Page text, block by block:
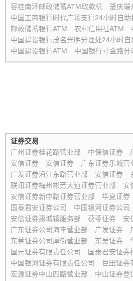
容桂南环邮政储蓄ATM取款机
肇庆端
中国工商银行时代广场支行24小时自助
邮政储蓄银行ATM
农村信用社ATM
中国建设银行茂名光明分理处24小时自
中国建设银行ATM
中国银行寸金路分
证券交易
广州证券桂花路营业部
中保信证券
安信证券
安信证券 广东证券乐城营
广发证券沿江东路营业部
安信证券
联讯证券梅州彬芳大道证券营业部
安
安信证券新中路证券营业部
华夏证券
国泰君安证券公司
中国银河证券公司
安信证券惠城镇服务部
茯苓证券 安
广东证券公司海丰营业部
广发证券
东莞证券公司厚街营业部
东吴证券
国元证券有限责任公司
国泰君安证券
中国银河证券有限责任公司
巨田证券
宏源证券中山四路营业部
中山证券登